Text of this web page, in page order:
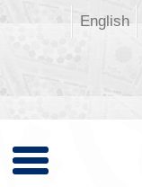
English